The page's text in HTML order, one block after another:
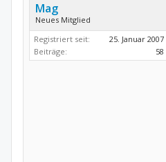
Mag
Neues Mitglied
Registriert seit:
25. Januar 2007
Beiträge:
58